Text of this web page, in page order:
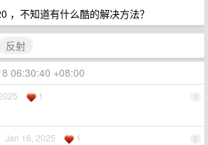
，不知道有什么酷的解决方法？
反射
06:30:40 +08:00
1
1
2
Jan 16, 2025 1